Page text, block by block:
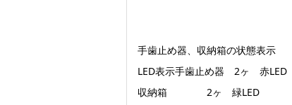
手歯止め器、収納箱の状態表示
LED表示手歯止め器 2ヶ 赤LED
収納箱 2ヶ 緑LED